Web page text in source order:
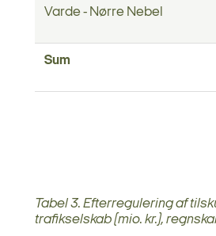
Varde - Nørre Nebel
Sum
Tabel 3. Efterregulering af
trafikselskab (mio. kr.),